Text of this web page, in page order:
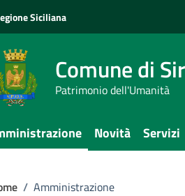
Siciliana
Comune di
Patrimonio dell'Umanità
Novità Servizi
/ Amministrazione